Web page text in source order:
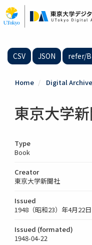
to
main
CSV JSON refer/
Home Digital
東京大学新
Type
Book
Creator
東京大学新聞社
Issued
1948（昭和23）年4月22日
Issued (formated)
1948-04-22